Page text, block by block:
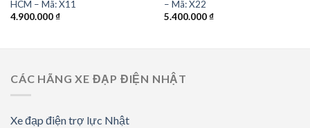
HCM – Mã: X11
4.900.000₫
– Mã: X22
5.400.000₫
CÁC HÃNG XE ĐẠP ĐIỆN NHẬT
Xe đạp điện trợ lực Nhật